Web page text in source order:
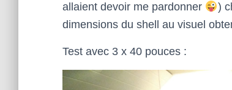
allaient devoir me pardonner
)
dimensions du shell au visuel
Test avec 3 x 40 pouces :